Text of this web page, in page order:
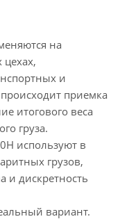
на
цехах,
и
приемка
итогового веса
груза.
используют в
грузов,
и дискретность
вариант.